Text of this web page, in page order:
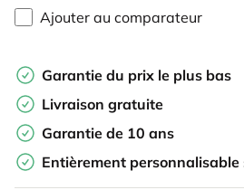
Ajouter au comparateur
Garantie du prix le plus bas
Livraison gratuite
Garantie de 10 ans
Entièrement